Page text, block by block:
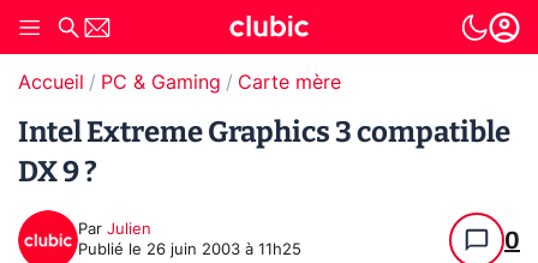
Accueil PC & Gaming Carte mère
Intel Extreme Graphics 3 compatible
DX 9 ?
Par Julien
Publié le 26 juin 2003 à 11h25 0